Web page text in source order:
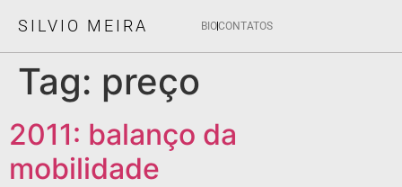
SILVIO MEIRA BIOCONTATOS
Tag: preço
2011: balanço da
mobilidade